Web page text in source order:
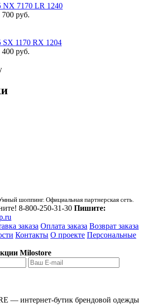
NX 7170 LR 1240
700 руб.
SX 1170 RX 1204
400 руб.
шоппинг. Официальная партнерская сеть.
8-800-250-31-30 Пишите:
заказа Оплата заказа Возврат заказа
Контакты О проекте Персональные
Milostore
— интернет-бутик брендовой одежды